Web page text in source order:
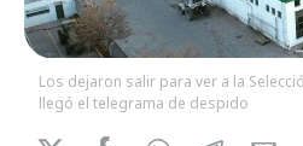
Los dejaron salir para ver a la
llegó el telegrama de despido